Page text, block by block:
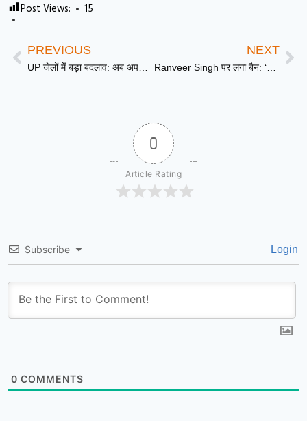
Post Views: 15
PREVIOUS NEXT
Ranveer Singh पर लगा बैन: ‘डॉन 3’ विवाद में FWICE के इस बड़े एक्शन से अधर में लटकी 300 करोड़ी ‘प्रलय’
0
Article Rating
Subscribe Login
0 COMMENTS